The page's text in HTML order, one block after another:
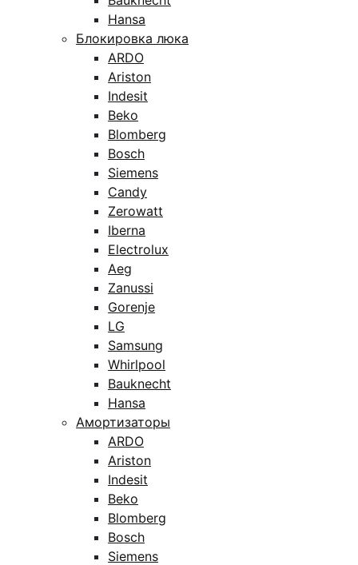
Hansa
Блокировка люка
ARDO
Ariston
Indesit
Beko
Blomberg
Bosch
Siemens
Candy
Zerowatt
Iberna
Electrolux
Aeg
Zanussi
Gorenje
LG
Samsung
Whirlpool
Bauknecht
Hansa
Амортизаторы
ARDO
Ariston
Indesit
Beko
Blomberg
Bosch
Siemens